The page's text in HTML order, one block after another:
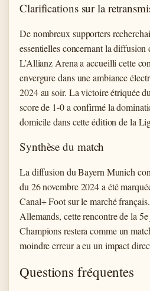
Clarifications sur la
De nombreux supporters
essentielles concernant la diffusion
L’Allianz Arena a accueilli cette
envergure dans une ambiance
2024 au soir. La victoire étriquée
score de 1-0 a confirmé la
domicile dans cette édition de la
Synthèse du match
La diffusion du Bayern Munich
du 26 novembre 2024 a été
Canal+ Foot sur le marché
Allemands, cette rencontre de la
Champions restera comme un
moindre erreur a eu un impact
Questions fréquentes